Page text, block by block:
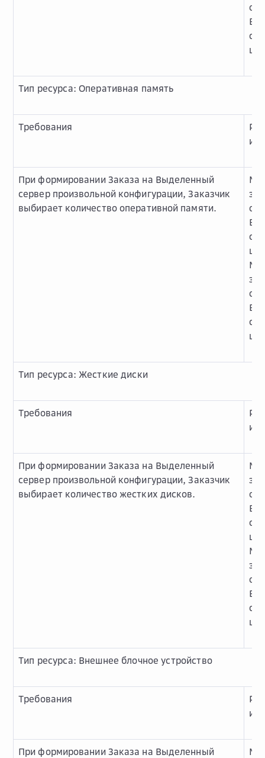
шт.
Тип ресурса: Оперативная память
Требования
и
При формировании Заказа на Выделенный
сервер произвольной конфигурации, Заказчик
выбирает количество оперативной памяти.
шт.
шт.
Тип ресурса: Жесткие диски
Требования
и
При формировании Заказа на Выделенный
сервер произвольной конфигурации, Заказчик
выбирает количество жестких дисков.
шт.
шт.
Тип ресурса: Внешнее блочное устройство
Требования
и
При формировании Заказа на Выделенный